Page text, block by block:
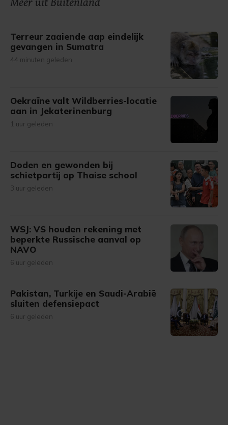
Meer uit Buitenland
Terreur zaaiende aap eindelijk
gevangen in Sumatra
44 minuten geleden
Oekraïne valt Wildberries-locatie
aan in Jekaterinenburg
1 uur geleden
Doden en gewonden bij
schietpartij op Thaise school
3 uur geleden
WSJ: VS houden rekening met
beperkte Russische aanval op
NAVO
6 uur geleden
Pakistan, Turkije en Saudi-Arabië
sluiten defensiepact
6 uur geleden